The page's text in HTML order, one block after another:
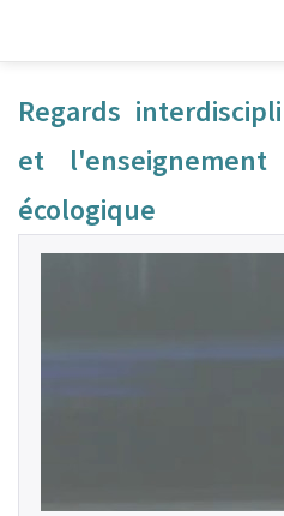
Regards
et
écologique